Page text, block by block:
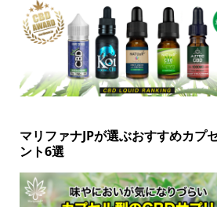
マリファナJPが選ぶおすすめカプ
ント6選